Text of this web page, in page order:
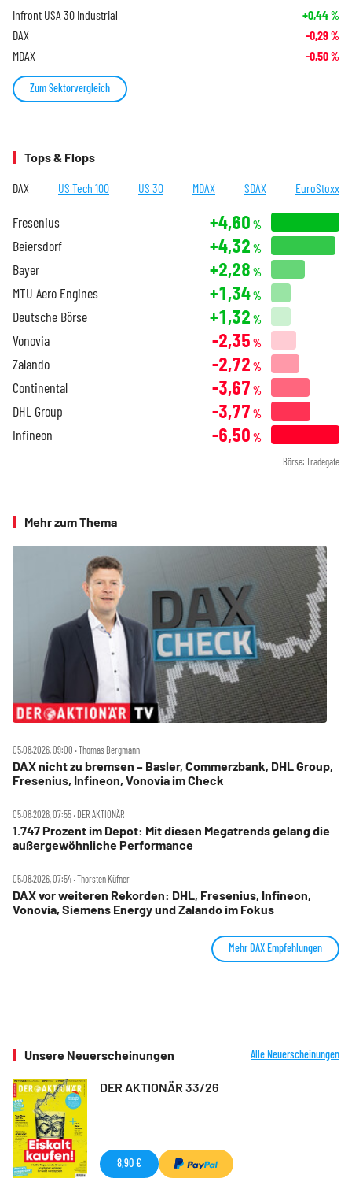
Infront USA 30 Industrial +0,44%
DAX -0,29%
MDAX -0,50%
Zum Sektorvergleich
Tops & Flops
DAX US Tech 100 US 30 MDAX SDAX EuroStoxx
Fresenius +4,60 %
Beiersdorf +4,32 %
Bayer +2,28 %
MTU Aero Engines +1,34%
Deutsche Börse +1,32 %
Vonovia -2,35 %
Zalando -2,72 %
Continental -3,67 %
DHL Group -3,77 %
Infineon -6,50 %
Börse: Tradegate
Mehr zum Thema
05.08.2026, 09:00 ‧ Thomas Bergmann
DAX nicht zu bremsen – Basler, Commerzbank, DHL Group,
Fresenius, Infineon, Vonovia im Check
05.08.2026, 07:55 ‧ DER AKTIONÄR
1.747 Prozent im Depot: Mit diesen Megatrends gelang die
außergewöhnliche Performance
05.08.2026, 07:54 ‧ Thorsten Küfner
DAX vor weiteren Rekorden: DHL, Fresenius, Infineon,
Vonovia, Siemens Energy und Zalando im Fokus
Mehr DAX Empfehlungen
Unsere Neuerscheinungen Alle Neuerscheinungen
DER AKTIONÄR 33/26
8,90 €